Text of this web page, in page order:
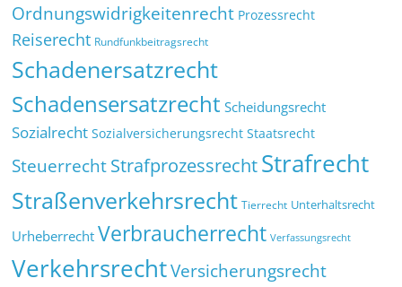
Ordnungswidrigkeitenrecht Prozessrecht
Reiserecht Rundfunkbeitragsrecht
Schadenersatzrecht
Schadensersatzrecht Scheidungsrecht
Sozialrecht Sozialversicherungsrecht Staatsrecht
SteuerrechtStrafprozessrechtStrafrecht
Straßenverkehrsrecht Tierrecht Unterhaltsrecht
Urheberrecht Verbraucherrecht Verfassungsrecht
VerkehrsrechtVersicherungsrecht